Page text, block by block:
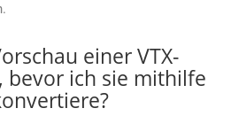
einer VTX-
bevor ich sie mithilfe